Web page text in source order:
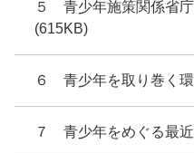
５ 青少年施策関係省
(615KB)
６ 青少年を取り巻く
７ 青少年をめぐる最